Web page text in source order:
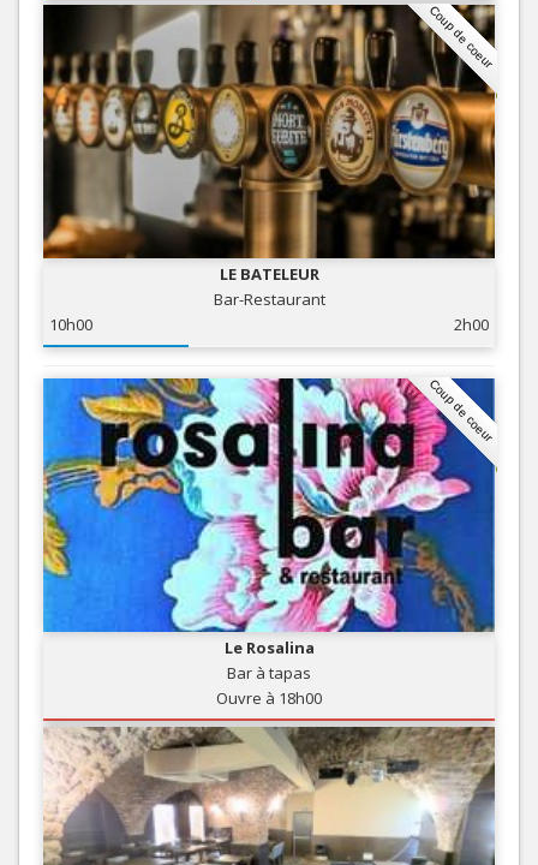
Coup de coeur
LE BATELEUR
Bar-Restaurant
10h00
2h00
Coup de coeur
Le Rosalina
Bar à tapas
Ouvre à 18h00